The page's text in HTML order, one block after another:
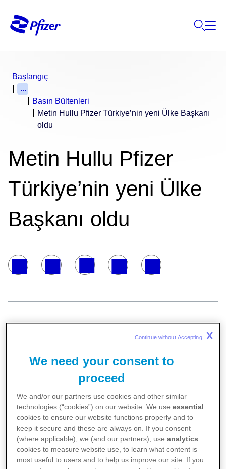
Başlangıç
...
Basın Bültenleri
Metin Hullu Pfizer Türkiye’nin yeni Ülke Başkanı
oldu
Metin Hullu Pfizer
Türkiye’nin yeni Ülke
Başkanı oldu
2007 yılında Proje Yöneticisi olarak Pfizer
ailesine katılan Metin Hullu, 1 Nisan itibariyle
Pfizer Türkiye Ülke Başkanı oldu. Metin Hullu,
daha önce İsrail Ülke Müdürü olarak görev
yapmaktaydı.
We need your consent to
proceed
We and/or our partners use cookies and other similar
technologies (“cookies”) on our website. We useessential
cookies to ensure our website functions properly and to
keep it secure and these are always on. If you consent
(where applicable), we (and our partners), useanalytics
cookies to measure website use, to learn what content is
most useful to users and to help us improve our site. If you
Continue without Accepting X